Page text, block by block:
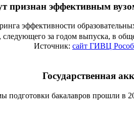
признан эффективным
эффективности
следующего за годом выпуска, в
Источник: сайт ГИВЦ
Государственная
подготовки бакалавров прошли в